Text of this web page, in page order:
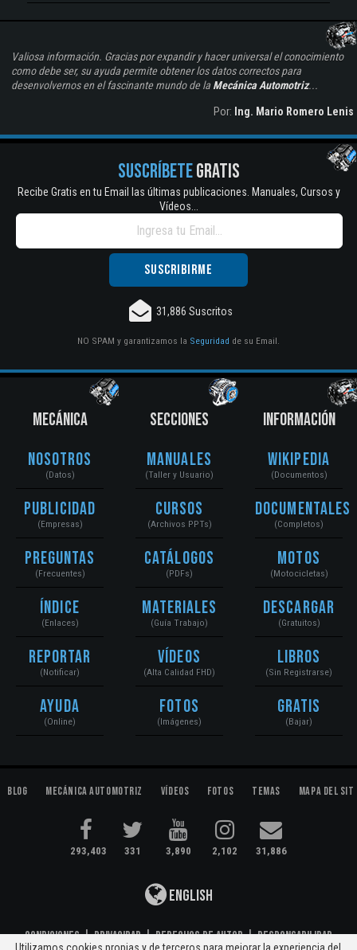
Valiosa información. Gracias por expandir y hacer universal el conocimiento
como debe ser, su ayuda permite obtener los datos correctos para
desenvolvernos en el fascinante mundo de la Mecánica Automotriz...
Por: Ing. Mario Romero Lenis
SUSCRÍBETEGRATIS
Recibe Gratis en tu Email las últimas publicaciones. Manuales, Cursos y
Vídeos...
31,886 Suscritos
NO SPAM y garantizamos la Seguridad de su Email.
MECÁNICA
Nosotros
(Datos)
Publicidad
(Empresas)
Preguntas
(Frecuentes)
Índice
(Enlaces)
Reportar
(Notificar)
Ayuda
(Online)
SECCIONES
Manuales
(Taller y Usuario)
Cursos
(Archivos PPTs)
Catálogos
(PDFs)
Materiales
(Guía Trabajo)
Vídeos
(Alta Calidad FHD)
Fotos
(Imágenes)
INFORMACIÓN
Wikipedia
(Documentos)
Documentales
(Completos)
Motos
(Motocicletas)
Descargar
(Gratuitos)
Libros
(Sin Registrarse)
Gratis
(Bajar)
Blog Mecánica Automotriz Vídeos Fotos Temas Mapa del
293,403 331 3,890 2,102 31,886
English
Condiciones|Privacidad|Derechos de Autor|Responsabilidad